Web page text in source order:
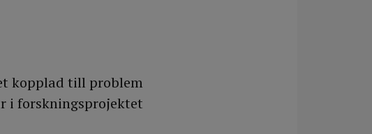
kopplad till problem
i forskningsprojektet